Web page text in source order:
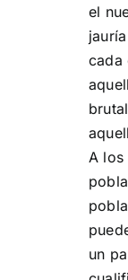
el
cada
A los
un